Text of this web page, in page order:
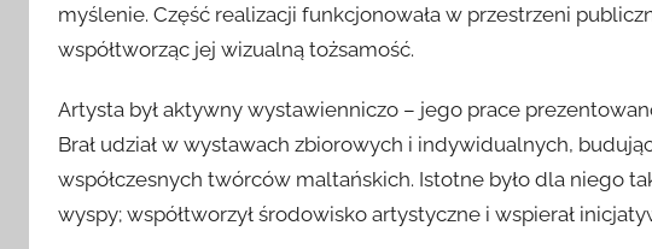
myślenie. Część realizacji funkcjonowała w przestrzeni
współtworząc jej wizualną tożsamość.
Artysta był aktywny wystawienniczo – jego prace
Brał udział w wystawach zbiorowych i indywidualnych,
współczesnych twórców maltańskich. Istotne było dla niego
wyspy; współtworzył środowisko artystyczne i wspierał